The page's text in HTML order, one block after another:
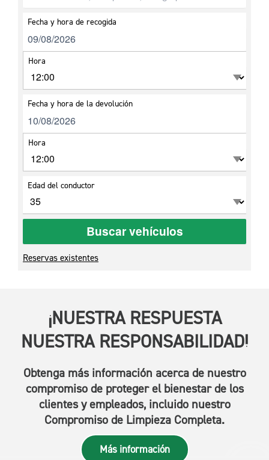
Fecha y hora de recogida
Hora
Fecha y hora de la devolución
Hora
Edad del conductor
Buscar vehículos
Reservas existentes
¡NUESTRA RESPUESTA
NUESTRA RESPONSABILIDAD!
Obtenga más información acerca de nuestro
compromiso de proteger el bienestar de los
clientes y empleados, incluido nuestro
Compromiso de Limpieza Completa.
Más información